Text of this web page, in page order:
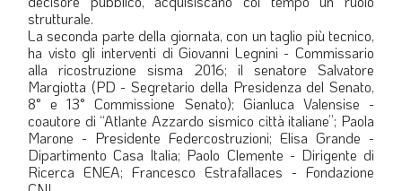
strutturale.
La seconda parte della giornata, con un taglio più tecnico,
ha visto gli interventi di Giovanni Legnini - Commissario
alla ricostruzione sisma 2016; il senatore Salvatore
Margiotta (PD - Segretario della Presidenza del Senato,
8° e 13° Commissione Senato); Gianluca Valensise -
coautore di “Atlante Azzardo sismico città italiane”; Paola
Marone - Presidente Federcostruzioni; Elisa Grande -
Dipartimento Casa Italia; Paolo Clemente - Dirigente di
Ricerca ENEA; Francesco Estrafallaces - Fondazione